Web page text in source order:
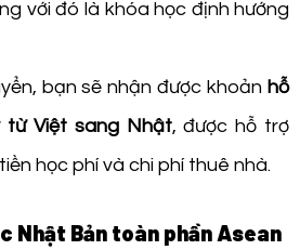
với đó là khóa học định hướng
bạn sẽ nhận được khoản hỗ
từ Việt sang Nhật, được hỗ trợ
học phí và chi phí thuê nhà.
Nhật Bản toàn phần Asean